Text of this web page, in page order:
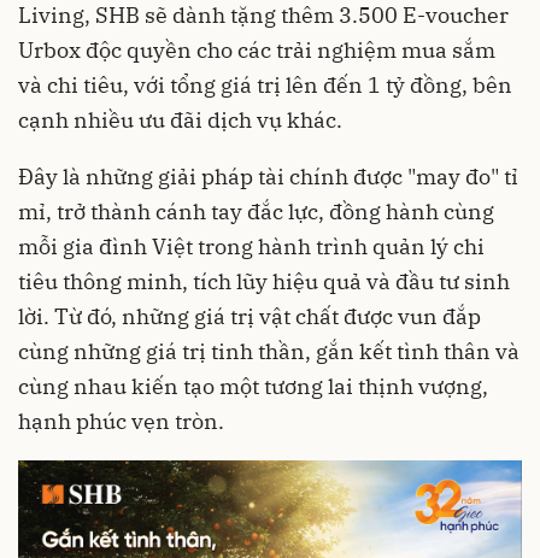
Living, SHB sẽ dành tặng thêm 3.500 E-voucher
Urbox độc quyền cho các trải nghiệm mua sắm
và chi tiêu, với tổng giá trị lên đến 1 tỷ đồng, bên
cạnh nhiều ưu đãi dịch vụ khác.
Đây là những giải pháp tài chính được "may đo" tỉ
mỉ, trở thành cánh tay đắc lực, đồng hành cùng
mỗi gia đình Việt trong hành trình quản lý chi
tiêu thông minh, tích lũy hiệu quả và đầu tư sinh
lời. Từ đó, những giá trị vật chất được vun đắp
cùng những giá trị tinh thần, gắn kết tình thân và
cùng nhau kiến tạo một tương lai thịnh vượng,
hạnh phúc vẹn tròn.